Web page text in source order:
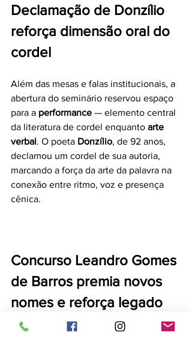
Declamação de Donzílio
reforça dimensão oral do
cordel
Além das mesas e falas institucionais, a
abertura do seminário reservou espaço
para a performance — elemento central
da literatura de cordel enquanto arte
verbal. O poeta Donzílio, de 92 anos,
declamou um cordel de sua autoria,
marcando a força da arte da palavra na
conexão entre ritmo, voz e presença
cênica.
Concurso Leandro Gomes
de Barros premia novos
nomes e reforça legado
histórico